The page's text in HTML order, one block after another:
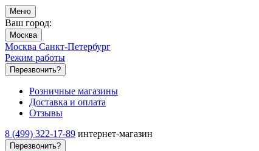
Меню
Ваш город:
Москва
Москва Санкт-Петербург
Режим работы
Перезвонить?
Розничные магазины
Доставка и оплата
Отзывы
8 (499) 322-17-89 интернет-магазин
Перезвонить?